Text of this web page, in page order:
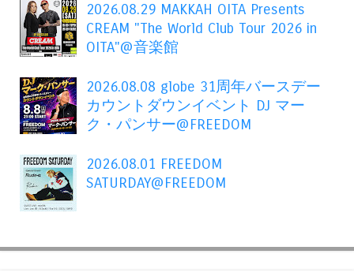
2026.08.29 MAKKAH OITA Presents
CREAM "The World Club Tour 2026 in
OITA"@音楽館
2026.08.08 globe 31周年バースデー
カウントダウンイベント DJ マー
ク・パンサー@FREEDOM
2026.08.01 FREEDOM
SATURDAY@FREEDOM